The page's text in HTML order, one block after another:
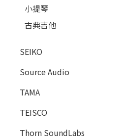
小提琴
古典吉他
SEIKO
Source Audio
TAMA
TEISCO
Thorn SoundLabs